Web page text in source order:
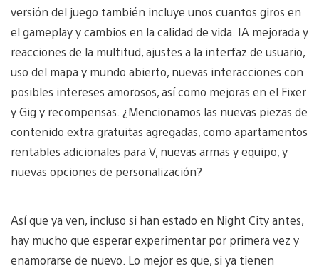
versión del juego también incluye unos cuantos giros en
el gameplay y cambios en la calidad de vida. IA mejorada y
reacciones de la multitud, ajustes a la interfaz de usuario,
uso del mapa y mundo abierto, nuevas interacciones con
posibles intereses amorosos, así como mejoras en el Fixer
y Gig y recompensas. ¿Mencionamos las nuevas piezas de
contenido extra gratuitas agregadas, como apartamentos
rentables adicionales para V, nuevas armas y equipo, y
nuevas opciones de personalización?
Así que ya ven, incluso si han estado en Night City antes,
hay mucho que esperar experimentar por primera vez y
enamorarse de nuevo. Lo mejor es que, si ya tienen